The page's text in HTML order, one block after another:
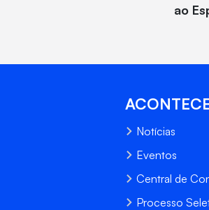
ao
Notícias
Eventos
Central de
Processo